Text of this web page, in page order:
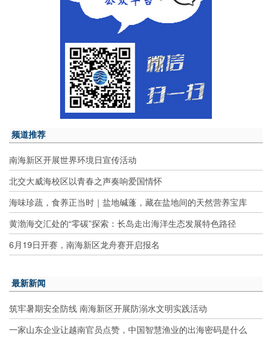
频道推荐
南海新区开展世界环境日宣传活动
北交大威海校区以青春之声奏响爱国情怀
海味珍蔬，食养正当时｜盐地碱蓬，藏在盐地间的天然营养宝库
黄渤海交汇处的“零碳”探索：长岛走出海洋生态发展特色路径
6月19日开赛，南海新区龙舟赛开启报名
最新新闻
筑牢暑期安全防线 南海新区开展防溺水文明实践活动
一家山东企业让越南官员点赞，中国智慧渔业的出海密码是什么